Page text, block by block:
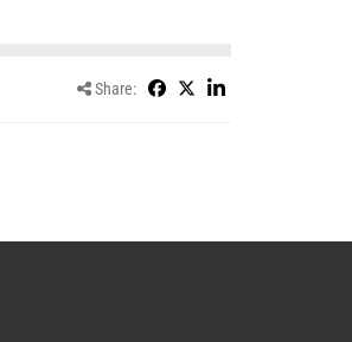
Share: